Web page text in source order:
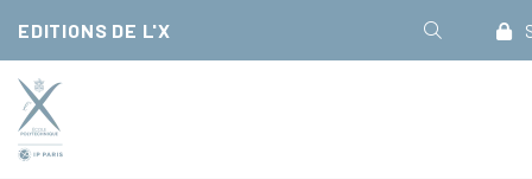
EDITIONS DE L'X